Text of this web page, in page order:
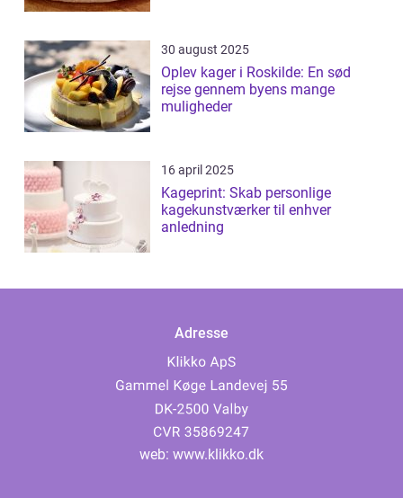
30 august 2025
Oplev kager i Roskilde: En sød
rejse gennem byens mange
muligheder
16 april 2025
Kageprint: Skab personlige
kagekunstværker til enhver
anledning
Adresse
web: www.klikko.dk